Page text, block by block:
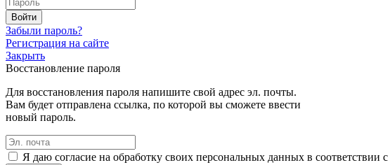
Забыли пароль?
Регистрация на сайте
Закрыть
Восстановление пароля
Для восстановления пароля напишите свой адрес эл. почты.
Вам будет отправлена ссылка, по которой вы сможете ввести
новый пароль.
Я даю согласие на обработку своих персональных данных в соответствии с